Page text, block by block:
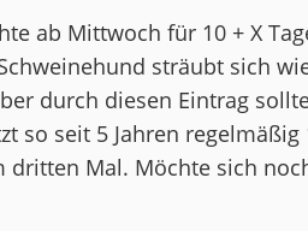
ab Mittwoch für 10 + X
sträubt sich
durch diesen Eintrag
so seit 5 Jahren
dritten Mal. Möchte sich